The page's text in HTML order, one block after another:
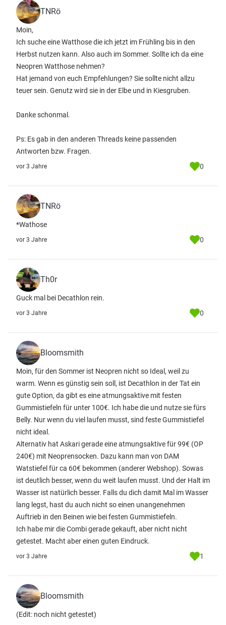
TNRö
Moin,
Ich suche eine Watthose die ich jetzt im Frühling bis in den
Herbst nutzen kann. Also auch im Sommer. Sollte ich da eine
Neopren Watthose nehmen?
Hat jemand von euch Empfehlungen? Sie sollte nicht allzu
teuer sein. Genutz wird sie in der Elbe und in Kiesgruben.
Danke schonmal.
Ps: Es gab in den anderen Threads keine passenden
Antworten bzw. Fragen.
vor 3 Jahre 0
TNRö
*Wathose
vor 3 Jahre 0
Th0r
Guck mal bei Decathlon rein.
vor 3 Jahre 0
Bloomsmith
Moin, für den Sommer ist Neopren nicht so Ideal, weil zu
warm. Wenn es günstig sein soll, ist Decathlon in der Tat ein
gute Option, da gibt es eine atmungsaktive mit festen
Gummistiefeln für unter 100€. Ich habe die und nutze sie fürs
Belly. Nur wenn du viel laufen musst, sind feste Gummistiefel
nicht ideal.
Alternativ hat Askari gerade eine atmungsaktive für 99€ (OP
240€) mit Neoprensocken. Dazu kann man von DAM
Watstiefel für ca 60€ bekommen (anderer Webshop). Sowas
ist deutlich besser, wenn du weit laufen musst. Und der Halt im
Wasser ist natürlich besser. Falls du dich damit Mal im Wasser
lang legst, hast du auch nicht so einen unangenehmen
Auftrieb in den Beinen wie bei festen Gummistiefeln.
Ich habe mir die Combi gerade gekauft, aber nicht nicht
getestet. Macht aber einen guten Eindruck.
vor 3 Jahre 1
Bloomsmith
(Edit: noch nicht getestet)